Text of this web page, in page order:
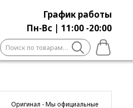
График работы
Пн-Вс | 11:00 -20:00
Искать:
Оригинал - Мы официальные